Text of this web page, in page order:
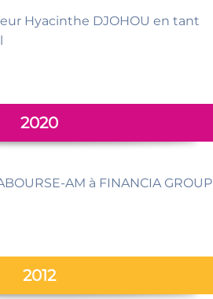
Hyacinthe DJOHOU en tant
2020
AM à FINANCIA GROUP
2012